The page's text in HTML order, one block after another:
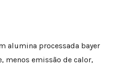
alumina processada bayer
menos emissão de calor,